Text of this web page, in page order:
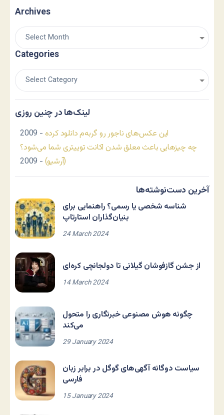
Archives
Categories
لینک‌ها در چنین روزی
این عکس‌های ناجور رو گربه‌م دانلود کرده - 2009
چه چیزهایی باعث معلق شدن اکانت توییتری شما می‌شود؟
(آرشیو) - 2009
آخرین دست‌نوشته‌ها
شناسه شخصی یا رسمی؟ راهنمایی برای
بنیان‌گذاران استارتاپ
24 March 2024
از جشن گازفوشان گیلانی تا دولجانچی کره‌ای
14 March 2024
چگونه هوش مصنوعی خبرنگاری را متحول
می‌کند
29 January 2024
سیاست دوگانه آگهی‌های گوگل در برابر زبان
فارسی
15 January 2024